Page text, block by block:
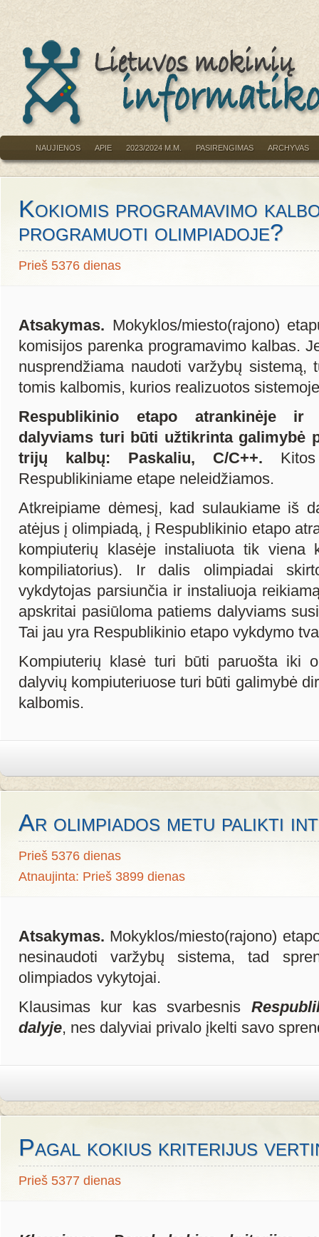
NAUJIENOS APIE 2023/2024 M.M. PASIRENGIMAS ARCHYVAS
Kokiomis programavimo
programuoti olimpiadoje?
Prieš 5376 dienas
Atsakymas. Mokyklos/miesto(rajono)
komisijos parenka programavimo kalbas.
nusprendžiama naudoti varžybų sistemą,
tomis kalbomis, kurios realizuotos
Respublikinio etapo atrankinėje ir
dalyviams turi būti užtikrinta galimybė
trijų kalbų: Paskaliu, C/C++. Kitos
Respublikiniame etape neleidžiamos.
Atkreipiame dėmesį, kad sulaukiame iš
atėjus į olimpiadą, į Respublikinio etapo
kompiuterių klasėje instaliuota tik
kompiliatorius). Ir dalis olimpiadai
vykdytojas parsiunčia ir instaliuoja
apskritai pasiūloma patiems dalyviams
Tai jau yra Respublikinio etapo vykdymo
Kompiuterių klasė turi būti paruošta iki
dalyvių kompiuteriuose turi būti galimybė
kalbomis.
Ar olimpiados metu palikti
Prieš 5376 dienas
Atnaujinta: Prieš 3899 dienas
Atsakymas. Mokyklos/miesto(rajono)
nesinaudoti varžybų sistema, tad
olimpiados vykytojai.
Klausimas kur kas svarbesnis
dalyje, nes dalyviai privalo įkelti savo
Pagal kokius kriterijus
Prieš 5377 dienas